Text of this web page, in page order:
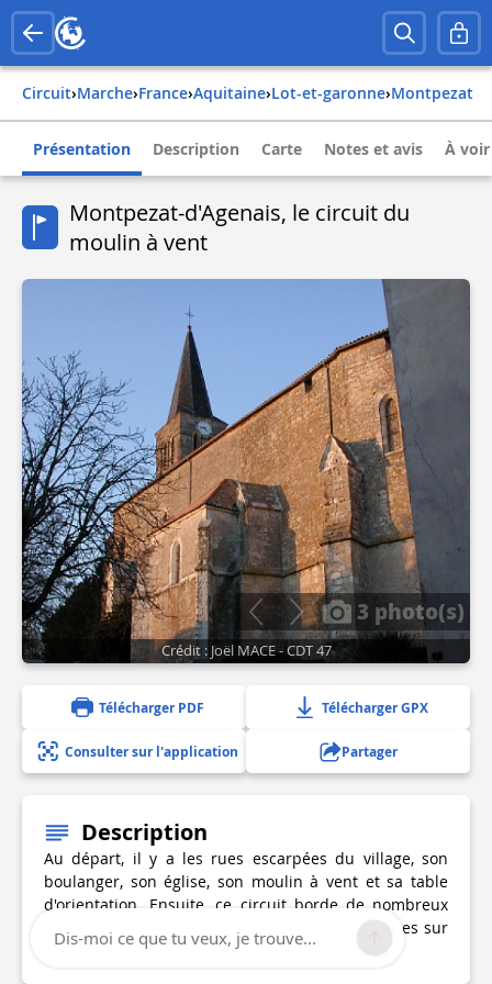
Circuit› Marche› france› aquitaine› lot-et-garonne› montpezat
Présentation Description Carte Notes et avis À
Montpezat-d'Agenais, le circuit du
moulin à vent
3 photo(s)
Crédit : Joël MACE - CDT 47
Télécharger PDF Télécharger GPX
Consulter sur l'application Partager
Description
Au départ, il y a les rues escarpées du village, son
boulanger, son église, son moulin à vent et sa table
d'orientation. Ensuite, ce circuit borde de nombreux
vergers de pruniers d'Ente et offre de belles vues sur
le site du départ et la vallée du Lot.
Dis-moi ce que tu veux, je trouve...